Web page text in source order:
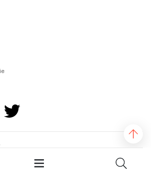
emocji. Poszukuje ich chętnie w muzyce,
oraz aranżacjach wnętrz. Zwolennik teorii